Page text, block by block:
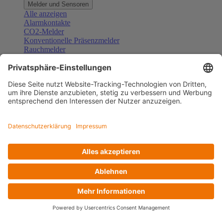
Melder und Sensoren
Alle anzeigen
Alarmkontakte
CO2-Melder
Konventionelle Präsenzmelder
Rauchmelder
Gefahrenmelder
Türsprechanlagen
Alle anzeigen
Außenstationen
Klingeltaster und Gongs
Sprechanlagen-Sets
Zubehör Türkommunikation
Videoüberwachung
Zubehör Videoüberwachung
Alle anzeigen